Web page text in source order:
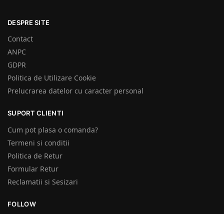
DESPRE SITE
Contact
ANPC
GDPR
Politica de Utilizare Cookie
Prelucrarea datelor cu caracter personal
SUPORT CLIENTI
Cum pot plasa o comanda?
Termeni si conditii
Politica de Retur
Formular Retur
Reclamatii si Sesizari
FOLLOW